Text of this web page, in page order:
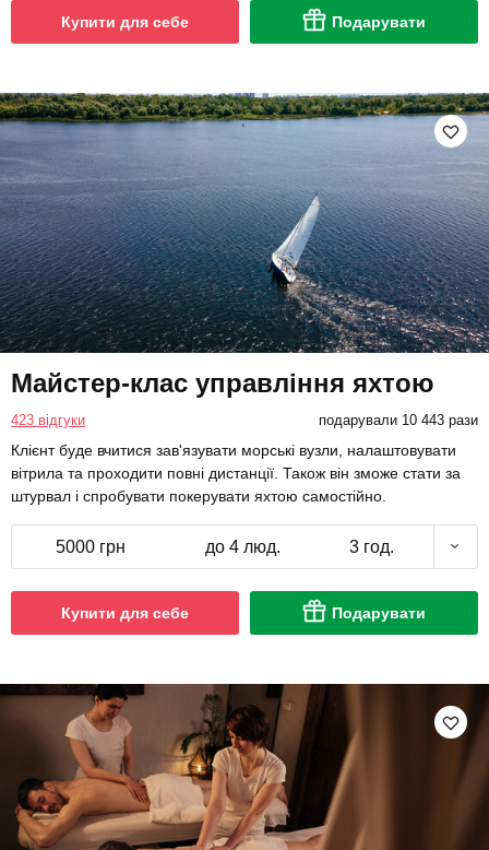
Купити для себе Подарувати
Майстер-клас управління яхтою
423 відгуки подарували 10 443 рази
Клієнт буде вчитися зав'язувати морські вузли, налаштовувати
вітрила та проходити повні дистанції. Також він зможе стати за
штурвал і спробувати покерувати яхтою самостійно.
5000 грн до 4 люд. 3 год.
Купити для себе Подарувати